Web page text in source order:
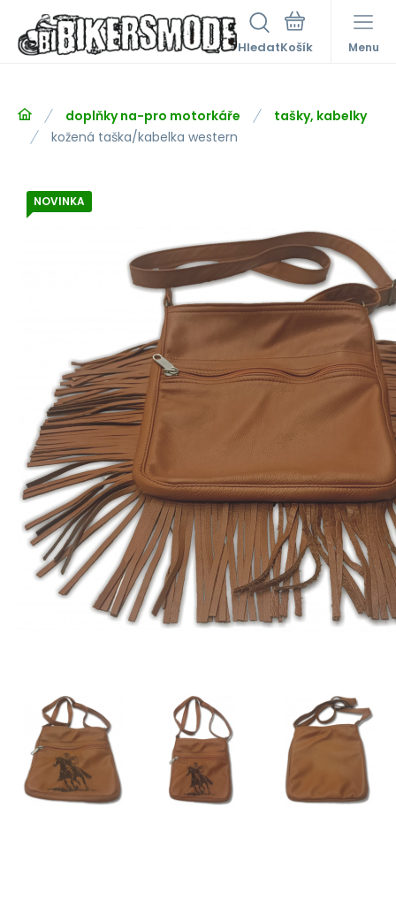
Hledat Menu
doplňky na-pro motorkáře
tašky, kabelky
kožená taška/kabelka western
NOVINKA